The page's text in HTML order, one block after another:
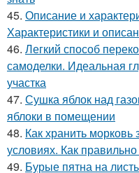
45. Описание и
Характеристики и
46. Легкий способ
самоделки. Идеальная
участка
47. Сушка яблок над
яблоки в помещении
48. Как хранить
условиях. Как
49. Бурые пятна на